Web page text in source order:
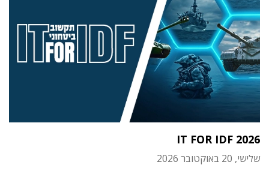
IT FOR IDF 2026
שלישי, 20 באוקטובר 2026